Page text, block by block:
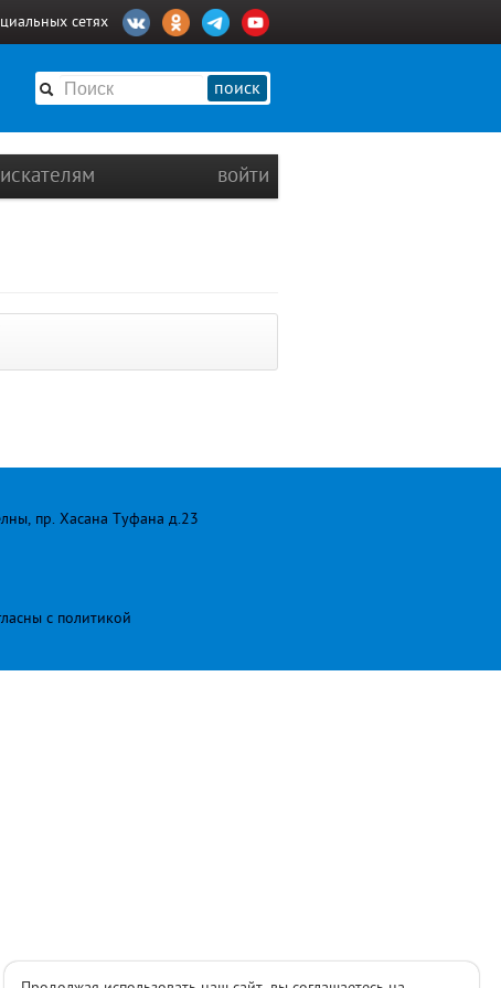
сетях
поиск
войти
пр. Хасана Туфана д.23
с политикой